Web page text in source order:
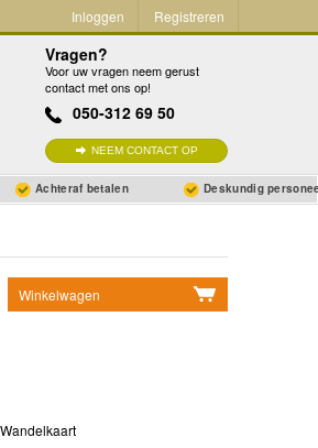
Inloggen Registreren
Vragen?
Voor uw vragen neem gerust
contact met ons op!
050-312 69 50
NEEM CONTACT OP
Achteraf betalen Deskundig
Winkelwagen